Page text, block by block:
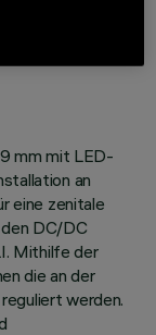
mm mit LED-
an
eine zenitale
DC/DC
Mithilfe der
die an der
werden.